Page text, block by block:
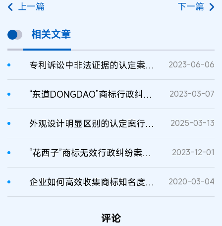
上一篇 下一篇
相关文章
专利诉讼中非法证据的认定案民事二审判决书 2023-06-06
“东道DONGDAO”商标行政纠纷二审判决书 2023-03-07
外观设计明显区别的认定案行政二审判决书 2025-03-13
“花西子”商标无效行政纠纷案二审判决书 2023-12-01
企业如何高效收集商标知名度证据 2020-03-04
评论